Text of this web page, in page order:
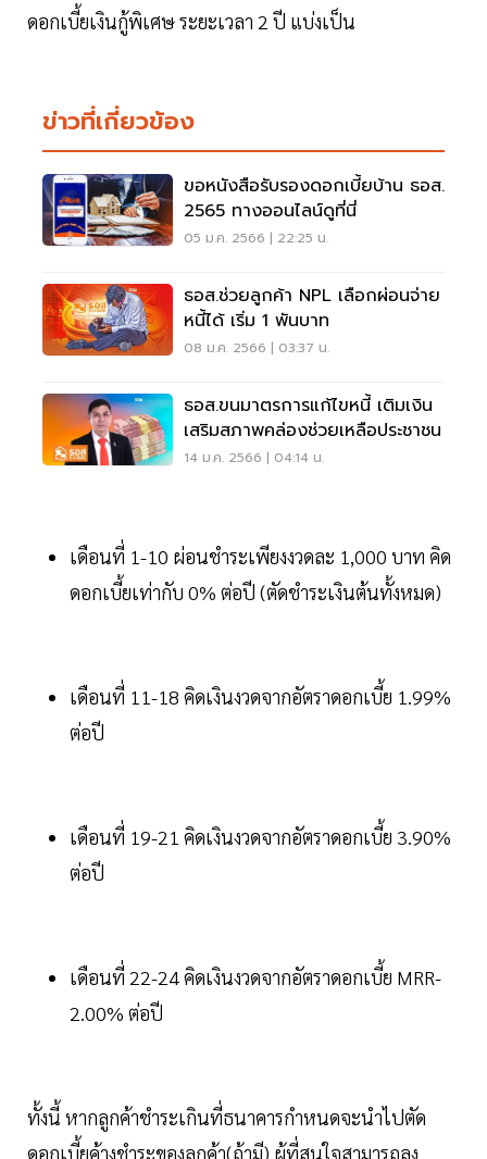
ดอกเบี้ยเงินกู้พิเศษ ระยะเวลา 2 ปี แบ่งเป็น
ข่าวที่เกี่ยวข้อง
ขอหนังสือรับรองดอกเบี้ยบ้าน ธอส.
2565 ทางออนไลน์ดูที่นี่
05 ม.ค. 2566 | 22:25 น.
ธอส.ช่วยลูกค้า NPL เลือกผ่อนจ่าย
หนี้ได้ เริ่ม 1 พันบาท
08 ม.ค. 2566 | 03:37 น.
ธอส.ขนมาตรการแก้ไขหนี้ เติมเงิน
เสริมสภาพคล่องช่วยเหลือประชาชน
14 ม.ค. 2566 | 04:14 น.
เดือนที่ 1-10 ผ่อนชำระเพียงงวดละ 1,000 บาท คิด
ดอกเบี้ยเท่ากับ 0% ต่อปี (ตัดชำระเงินต้นทั้งหมด)
เดือนที่ 11-18 คิดเงินงวดจากอัตราดอกเบี้ย 1.99%
ต่อปี
เดือนที่ 19-21 คิดเงินงวดจากอัตราดอกเบี้ย 3.90%
ต่อปี
เดือนที่ 22-24 คิดเงินงวดจากอัตราดอกเบี้ย MRR-
2.00% ต่อปี
ทั้งนี้ หากลูกค้าชำระเกินที่ธนาคารกำหนดจะนำไปตัด
ดอกเบี้ยค้างชำระของลูกค้า(ถ้ามี) ผู้ที่สนใจสามารถลง